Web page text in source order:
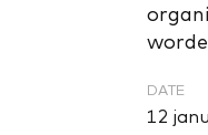
DATE
12